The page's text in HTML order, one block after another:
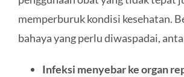
memperburuk kondisi kesehatan.
bahaya yang perlu diwaspadai,
Infeksi menyebar ke organ